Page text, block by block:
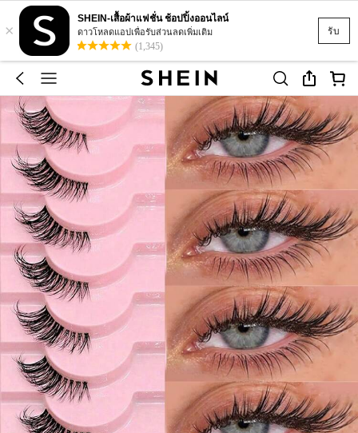
รับ
×
SHEIN-เสื้อผ้าแฟชั่น ช้อปปิ้งออนไลน์
ดาวโหลดแอปเพื่อรับส่วนลดเพิ่มเติม
(1,345)